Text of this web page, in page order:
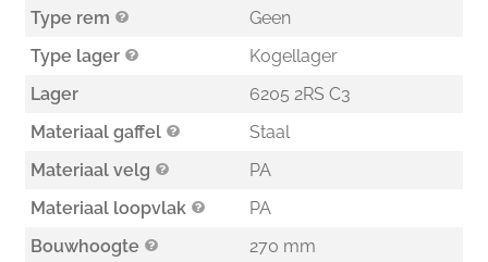
Type rem
Geen
Type lager
Kogellager
Lager
6205 2RS C3
Materiaal gaffel
Staal
Materiaal velg
PA
Materiaal loopvlak
PA
Bouwhoogte
270 mm